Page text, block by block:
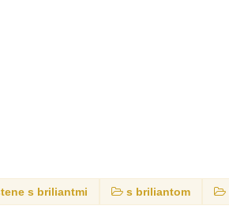
s briliantmi s briliantom